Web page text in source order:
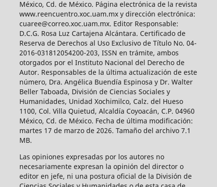
México, Cd. de México. Página electrónica de la revista
www.reencuentro.xoc.uam.mx y dirección electrónica:
cuaree@correo.xoc.uam.mx. Editor Responsable:
D.C.G. Rosa Luz Cartajena Alcántara. Certificado de
Reserva de Derechos al Uso Exclusivo de Título No. 04-
2016-031812054200-203, ISSN en trámite, ambos
otorgados por el Instituto Nacional del Derecho de
Autor. Responsables de la última actualización de este
número, Dra. Angélica Buendía Espinosa y Dr. Walter
Beller Taboada, División de Ciencias Sociales y
Humanidades, Unidad Xochimilco, Calz. del Hueso
1100, Col. Villa Quietud, Alcaldía Coyoacán, C.P. 04960
México, Cd. de México. Fecha de última modificación:
martes 17 de marzo de 2026. Tamaño del archivo 7.1
MB.
Las opiniones expresadas por los autores no
necesariamente expresan la opinión del director o
editor en jefe, ni una postura oficial de la División de